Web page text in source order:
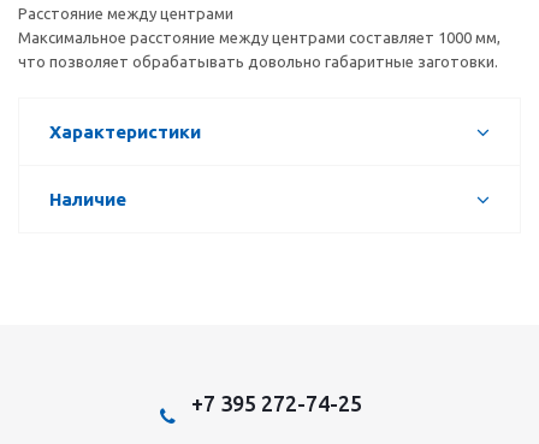
Расстояние между центрами
Максимальное расстояние между центрами составляет 1000 мм,
что позволяет обрабатывать довольно габаритные заготовки.
Характеристики
Наличие
+7 395 272-74-25